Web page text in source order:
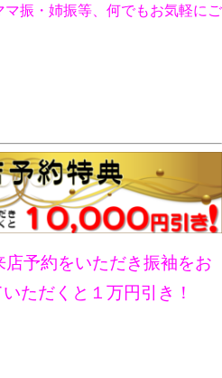
振・姉振等、何でもお気軽にご
予約をいただき振袖をお
ただくと１万円引き！